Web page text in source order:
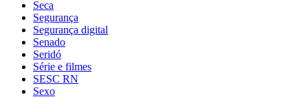
Seca
Segurança
Segurança digital
Senado
Seridó
Série e filmes
SESC RN
Sexo